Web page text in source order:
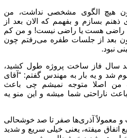
هیچ الگوی مشخصی نداشت، من
ذهنم بسازم و بفهمم که الان بعد از
راضی هست یا راضی نیست! و من کم
بعد از جلسات طفره می‌رفتم چون
نبود.
سال فاز ساخت پروژه طول کشید،
شد و یه بار به مهندس گفتم: “آقای
من اصلا متوجه نمیشم چی باعث
ناراحتی شما میشه و این منو یه
معمولاً آذری‌ها صفر تا صد خوشحالی
اتفاق میفته، یعنی خیلی سریع و شدید